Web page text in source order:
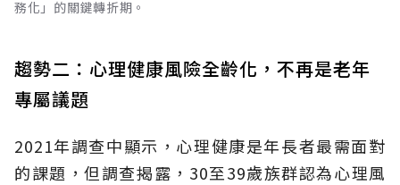
務化」的關鍵轉折期。
趨勢二：心理健康風險全齡化，不再是老年
專屬議題
2021年調查中顯示，心理健康是年長者最需面對
的課題，但調查揭露，30至39歲族群認為心理風